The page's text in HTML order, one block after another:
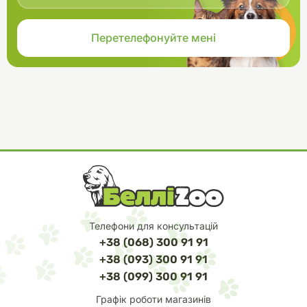
Телефони для консультацій
+38 (068) 300 91 91
+38 (093) 300 91 91
+38 (099) 300 91 91
Графік роботи магазинів